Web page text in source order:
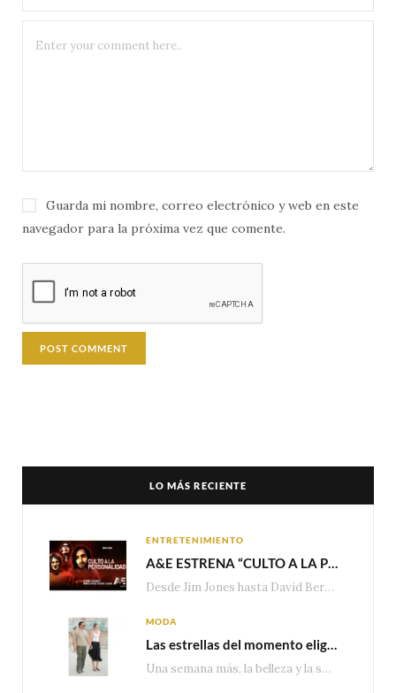
Guarda mi nombre, correo electrónico y web en este
navegador para la próxima vez que comente.
LO MÁS RECIENTE
ENTRETENIMIENTO
A&E ESTRENA “CULTO A LA PERSONALIDAD”,LA SERIE SOBRE LOS LÍDERES DE SECTA MÁS SINIESTROS DE LA HISTORIA
Desde Jim Jones hasta David Berg, la producción recorre en seis episodios cómo el carisma,…
MODA
Las estrellas del momento eligen Valentino
Una semana más, la belleza y la sofisticación de Valentino vuelven a tomar el escenario internacional. Desde…